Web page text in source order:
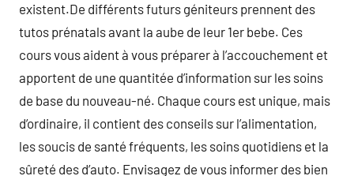
existent.De différents futurs géniteurs prennent des
tutos prénatals avant la aube de leur 1er bebe. Ces
cours vous aident à vous préparer à l’accouchement et
apportent de une quantitée d’information sur les soins
de base du nouveau-né. Chaque cours est unique, mais
d’ordinaire, il contient des conseils sur l’alimentation,
les soucis de santé fréquents, les soins quotidiens et la
sûreté des d’auto. Envisagez de vous informer des bien